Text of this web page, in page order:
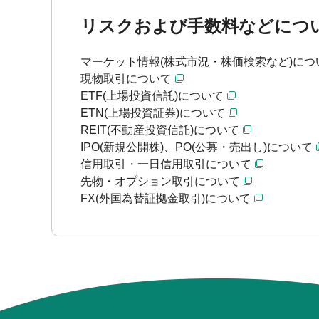
リスクおよび手数料などにつ
マーケット情報(株式市況・株価検索など)につ
現物取引について
ETF(上場投資信託)について
ETN(上場投資証券)について
REIT(不動産投資信託)について
IPO(新規公開株)、PO(公募・売出し)について
信用取引・一日信用取引について
先物・オプション取引について
FX(外国為替証拠金取引)について